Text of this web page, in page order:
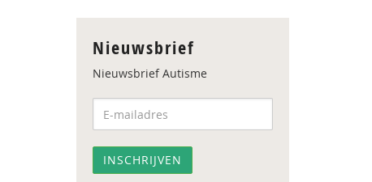
Nieuwsbrief
Nieuwsbrief Autisme